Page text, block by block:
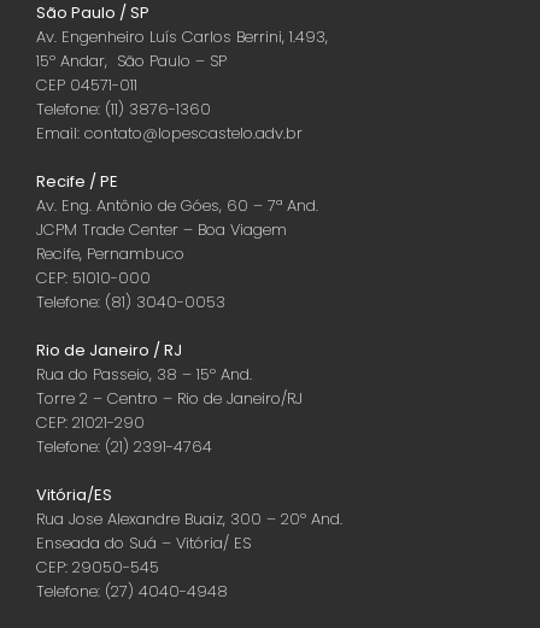
São Paulo / SP
Av. Engenheiro Luís Carlos Berrini, 1.493,
15º Andar, São Paulo – SP
CEP 04571-011
Telefone: (11) 3876-1360
Email: contato@lopescastelo.adv.br
Recife / PE
Av. Eng. Antônio de Góes, 60 – 7ª And.
JCPM Trade Center – Boa Viagem
Recife, Pernambuco
CEP: 51010-000
Telefone: (81) 3040-0053
Rio de Janeiro / RJ
Rua do Passeio, 38 – 15º And.
Torre 2 – Centro – Rio de Janeiro/RJ
CEP: 21021-290
Telefone: (21) 2391-4764
Vitória/ES
Rua Jose Alexandre Buaiz, 300 – 20º And.
Enseada do Suá – Vitória/ ES
CEP: 29050-545
Telefone: (27) 4040-4948